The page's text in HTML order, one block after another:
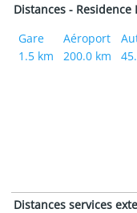
Distances - Residence
Gare
1.5 km
Aéroport
200.0 km
Distances services